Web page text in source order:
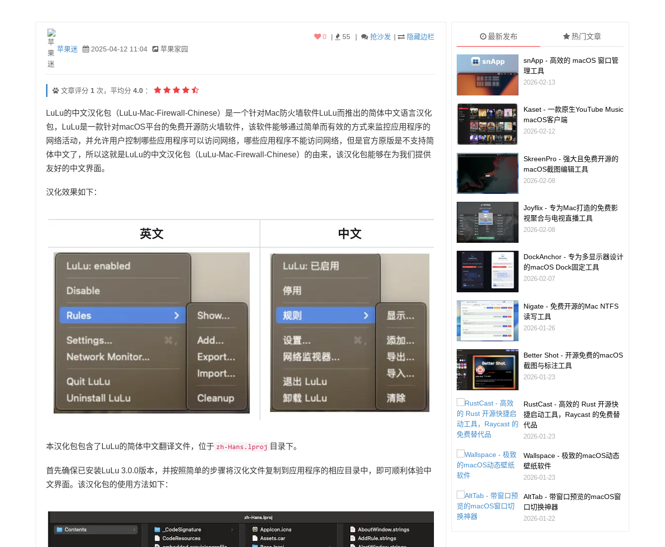
苹果迷 2025-04-12 11:04 苹果家园
| 隐藏边栏
| 抢沙发
| 55
0
文章评分 1 次，平均分 4.0 ：
LuLu的中文汉化包（LuLu-Mac-Firewall-Chinese）是一个针对Mac防火墙软件LuLu而推出的简体中文语言汉化
包，LuLu是一款针对macOS平台的免费开源防火墙软件，该软件能够通过简单而有效的方式来监控应用程序的
网络活动，并允许用户控制哪些应用程序可以访问网络，哪些应用程序不能访问网络，但是官方原版是不支持简
体中文了，所以这就是LuLu的中文汉化包（LuLu-Mac-Firewall-Chinese）的由来，该汉化包能够在为我们提供
友好的中文界面。
汉化效果如下：
本汉化包包含了LuLu的简体中文翻译文件，位于 zh-Hans.lproj 目录下。
首先确保已安装LuLu 3.0.0版本，并按照简单的步骤将汉化文件复制到应用程序的相应目录中，即可顺利体验中
文界面。该汉化包的使用方法如下：
最新发布 热门文章
snApp - 高效的 macOS 窗口管
理工具
2026-02-13
Kaset - 一款原生YouTube Music
macOS客户端
2026-02-12
SkreenPro - 强大且免费开源的
macOS截图编辑工具
2026-02-08
Joyflix - 专为Mac打造的免费影
视聚合与电视直播工具
2026-02-08
DockAnchor - 专为多显示器设计
的macOS Dock固定工具
2026-02-07
Nigate - 免费开源的Mac NTFS
读写工具
2026-01-26
Better Shot - 开源免费的macOS
截图与标注工具
2026-01-23
RustCast - 高效的 Rust 开源快
捷启动工具，Raycast 的免费替
代品
2026-01-23
Wallspace - 极致的macOS动态
壁纸软件
2026-01-23
AltTab - 带窗口预览的macOS窗
口切换神器
2026-01-22